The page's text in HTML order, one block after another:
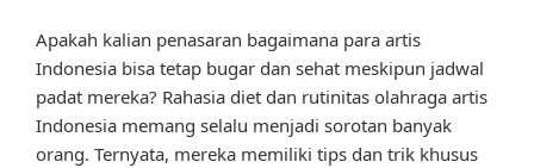
Apakah kalian penasaran bagaimana para artis
Indonesia bisa tetap bugar dan sehat meskipun jadwal
padat mereka? Rahasia diet dan rutinitas olahraga artis
Indonesia memang selalu menjadi sorotan banyak
orang. Ternyata, mereka memiliki tips dan trik khusus